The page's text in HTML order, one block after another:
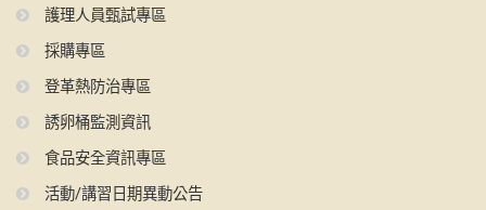
護理人員甄試專區
採購專區
登革熱防治專區
誘卵桶監測資訊
食品安全資訊專區
活動/講習日期異動公告